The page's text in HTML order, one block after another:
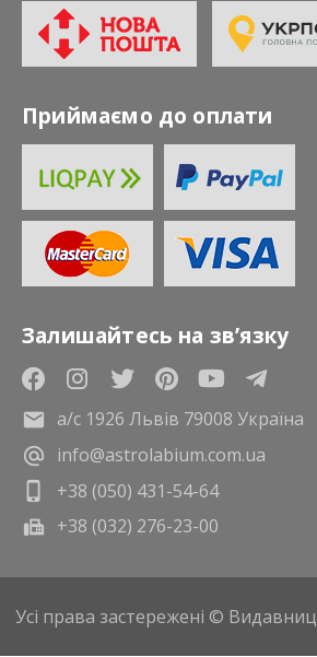
Приймаємо до оплати
Залишайтесь на зв’язку
а/с 1926 Львів 79008 Україна
info@astrolabium.com.ua
+38 (050) 431-54-64
+38 (032) 276-23-00
Усі права застережені ©